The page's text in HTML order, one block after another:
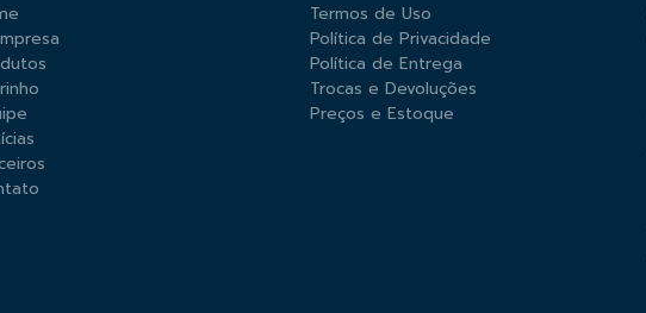
Termos de Uso
Política de Privacidade
Política de Entrega
Trocas e Devoluções
Preços e Estoque